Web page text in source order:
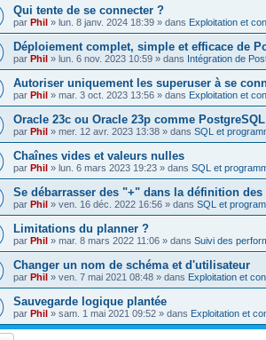
Qui tente de se connecter ?
par Phil » lun. 8 janv. 2024 18:39 » dans Exploitation et
Déploiement complet, simple et efficace de
par Phil » lun. 6 nov. 2023 10:59 » dans Intégration de
Autoriser uniquement les superuser à se
par Phil » mar. 3 oct. 2023 13:56 » dans Exploitation et
Oracle 23c ou Oracle 23p comme
par Phil » mer. 12 avr. 2023 13:38 » dans SQL et
Chaînes vides et valeurs nulles
par Phil » lun. 6 mars 2023 19:23 » dans SQL et
Se débarrasser des "+" dans la définition des
par Phil » ven. 16 déc. 2022 16:56 » dans SQL et
Limitations du planner ?
par Phil » mar. 8 mars 2022 11:06 » dans Suivi des
Changer un nom de schéma et d'utilisateur
par Phil » ven. 7 mai 2021 08:48 » dans Exploitation et
Sauvegarde logique plantée
par Phil » sam. 1 mai 2021 09:52 » dans Exploitation et